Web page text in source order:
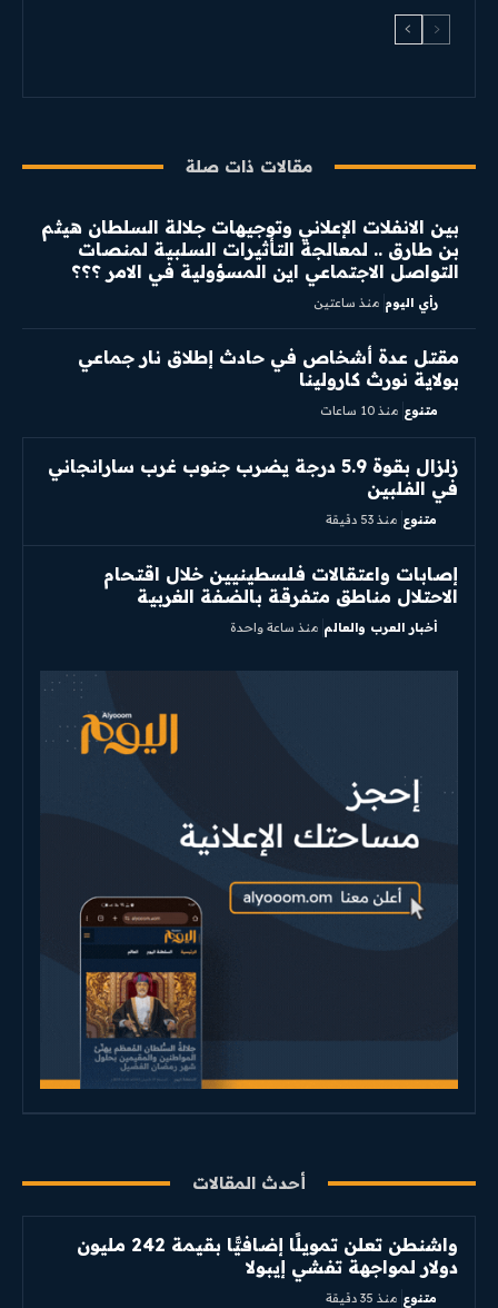
مقالات ذات صلة
بين الانفلات الإعلاني وتوجيهات جلالة السلطان هيثم
بن طارق .. لمعالجة التأثيرات السلبية لمنصات
التواصل الاجتماعي اين المسؤولية في الامر ؟؟؟
رأي اليوم منذ ساعتين
مقتل عدة أشخاص في حادث إطلاق نار جماعي
بولاية نورث كارولينا
متنوع منذ 10 ساعات
زلزال بقوة 5.9 درجة يضرب جنوب غرب سارانجاني
في الفلبين
متنوع منذ 53 دقيقة
إصابات واعتقالات فلسطينيين خلال اقتحام
الاحتلال مناطق متفرقة بالضفة الغربية
أخبار العرب والعالم منذ ساعة واحدة
أحدث المقالات
واشنطن تعلن تمويلًا إضافيًّا بقيمة 242 مليون
دولار لمواجهة تفشي إيبولا
متنوع منذ 35 دقيقة